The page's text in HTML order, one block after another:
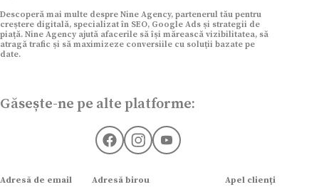
Descoperă mai multe despre Nine Agency, partenerul tău pentru
creștere digitală, specializat în SEO, Google Ads și strategii de
piață. Nine Agency ajută afacerile să își mărească vizibilitatea, să
atragă trafic și să maximizeze conversiile cu soluții bazate pe
date.
Găsește-ne pe alte platforme:
Adresă de email
Adresă birou
Apel clienți